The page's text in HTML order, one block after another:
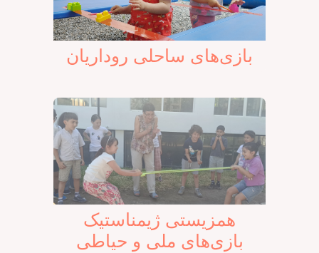
بازی‌های ساحلی روداریان
همزیستی ژیمناستیک
بازی‌های ملی و حیاطی